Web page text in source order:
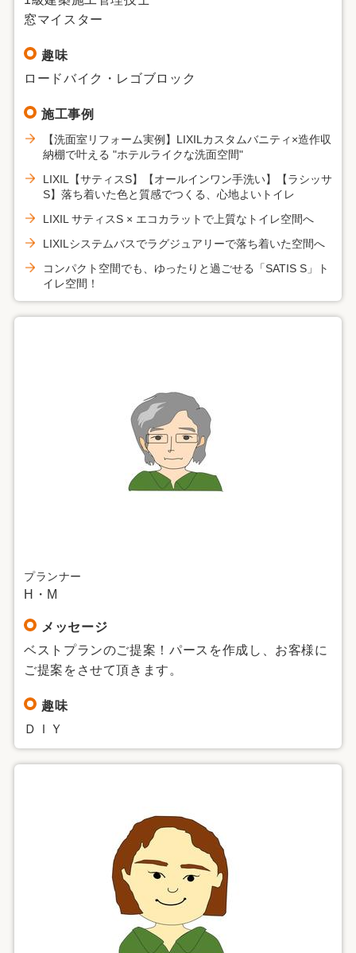
窓マイスター
趣味
ロードバイク・レゴブロック
施工事例
【洗面室リフォーム実例】LIXILカスタムバニティ×造作収
納棚で叶える "ホテルライクな洗面空間"
LIXIL【サティスS】【オールインワン手洗い】【ラシッサ
S】落ち着いた色と質感でつくる、心地よいトイレ
LIXIL サティスS × エコカラットで上質なトイレ空間へ
LIXILシステムバスでラグジュアリーで落ち着いた空間へ
コンパクト空間でも、ゆったりと過ごせる「SATIS S」ト
イレ空間！
プランナー
H・M
メッセージ
ベストプランのご提案！パースを作成し、お客様に
ご提案をさせて頂きます。
趣味
ＤＩＹ